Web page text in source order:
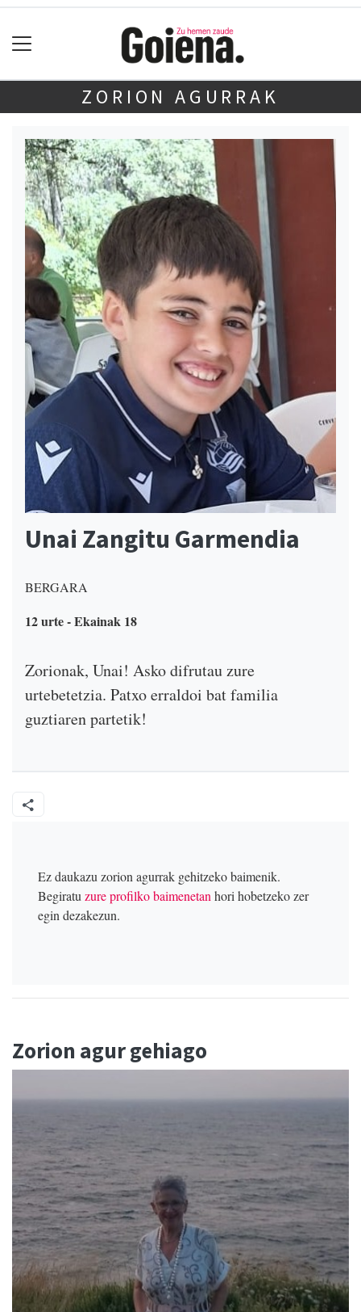
ZORION AGURRAK
Unai Zangitu Garmendia
BERGARA
12 urte - Ekainak 18
Zorionak, Unai! Asko difrutau zure
urtebetetzia. Patxo erraldoi bat familia
guztiaren partetik!
Ez daukazu zorion agurrak gehitzeko baimenik.
Begiratuzure profilko baimenetanhori hobetzeko zer
egin dezakezun.
Zorion agur gehiago